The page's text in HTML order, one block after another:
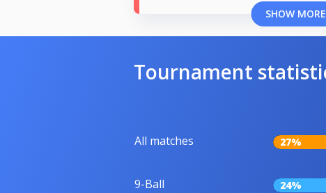
SHOW MORE
Tournament
All matches 27%
9-Ball 24%